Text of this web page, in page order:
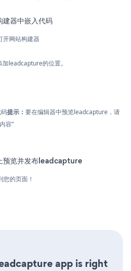
器中嵌入代码
开网站构建器
leadcapture的位置。
提示： 要在编辑器中预览leadcapture，请
容”
览并发布leadcapture
的页面！
app is right